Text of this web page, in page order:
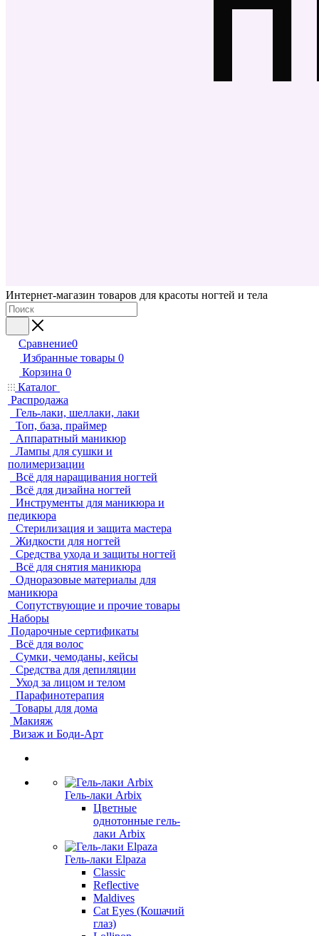
Интернет-магазин товаров для красоты ногтей и тела
Сравнение0
Избранные товары 0
Корзина 0
Каталог
Распродажа
Гель-лаки, шеллаки, лаки
Топ, база, праймер
Аппаратный маникюр
Лампы для сушки и
полимеризации
Всё для наращивания ногтей
Всё для дизайна ногтей
Инструменты для маникюра и
педикюра
Стерилизация и защита мастера
Жидкости для ногтей
Средства ухода и защиты ногтей
Всё для снятия маникюра
Одноразовые материалы для
маникюра
Сопутствующие и прочие товары
Наборы
Подарочные сертификаты
Всё для волос
Сумки, чемоданы, кейсы
Средства для депиляции
Уход за лицом и телом
Парафинотерапия
Товары для дома
Макияж
Визаж и Боди-Арт
Гель-лаки Arbix
Цветные
однотонные гель-
лаки Arbix
Гель-лаки Elpaza
Classic
Reflective
Maldives
Cat Eyes (Кошачий
глаз)